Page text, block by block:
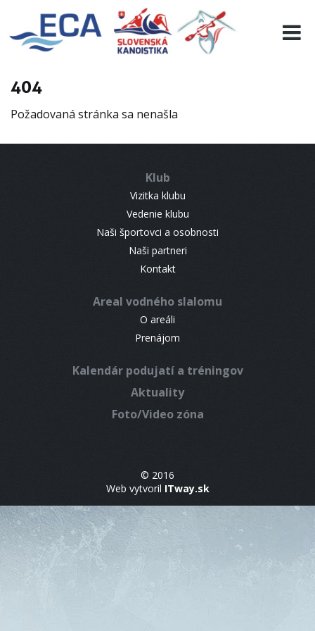
404
Požadovaná stránka sa nenašla
Klub
Vizitka klubu
Vedenie klubu
Naši športovci a osobnosti
Naši partneri
Kontakt
Areal vodného slalomu
O areáli
Prenájom
Kalendár podujatí a tréningov
Aktuality
Foto/Video zóna
© 2016
Web vytvoril ITway.sk
EURO 19
INFO
RESULTS
CONTACT